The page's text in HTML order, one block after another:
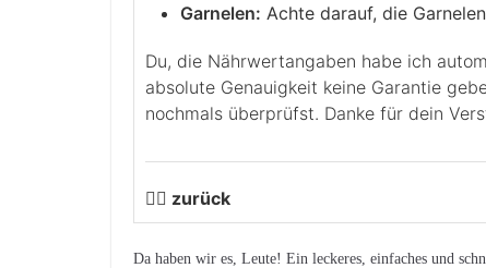
Garnelen: Achte darauf, die
Du, die Nährwertangaben habe ich automatisch berechnen lassen. Leider kann ich für die
absolute Genauigkeit keine Garantie
nochmals überprüfst. Danke für dein
👉🏻 zurück
Da haben wir es, Leute! Ein leckeres, einfaches und